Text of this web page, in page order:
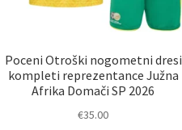
Poceni Otroški nogometni dresi
kompleti reprezentance Južna
Afrika Domači SP 2026
€35.00